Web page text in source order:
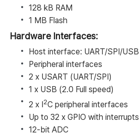
128 kB RAM
1 MB Flash
Hardware Interfaces:
Host interface: UART/SPI/USB
Peripheral interfaces
2 x USART (UART/SPI)
1 x USB (2.0 Full speed)
2 x I 2C peripheral interfaces
Up to 32 x GPIO with interrupts
12-bit ADC